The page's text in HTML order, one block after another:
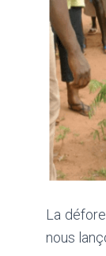
La
nous